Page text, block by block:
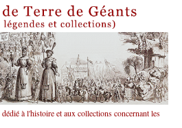
à l'histoire et aux collections concernant les